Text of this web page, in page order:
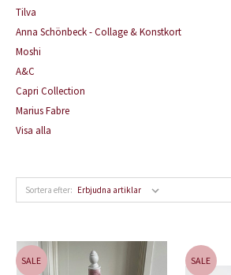
Tilva
Anna Schönbeck - Collage & Konstkort
Moshi
A&C
Capri Collection
Marius Fabre
Visa alla
Sortera efter:
SALE SALE